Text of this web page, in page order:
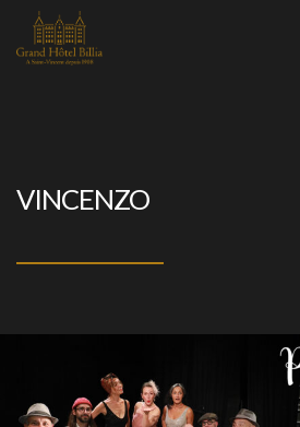
VINCENZO